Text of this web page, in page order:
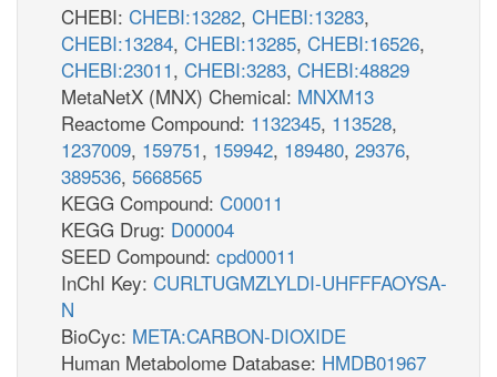
CHEBI: CHEBI:13282, CHEBI:13283,
CHEBI:13284, CHEBI:13285, CHEBI:16526,
CHEBI:23011, CHEBI:3283, CHEBI:48829
MetaNetX (MNX) Chemical: MNXM13
Reactome Compound: 1132345, 113528,
1237009, 159751, 159942, 189480, 29376,
389536, 5668565
KEGG Compound: C00011
KEGG Drug: D00004
SEED Compound: cpd00011
InChI Key: CURLTUGMZLYLDI-UHFFFAOYSA-
N
BioCyc: META:CARBON-DIOXIDE
Human Metabolome Database: HMDB01967